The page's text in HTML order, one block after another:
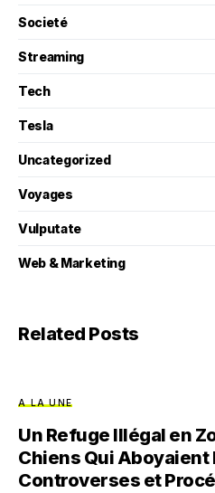
Societé
Streaming
Tech
Tesla
Uncategorized
Voyages
Vulputate
Web & Marketing
Related Posts
A LA UNE
Un Refuge Illégal en
Chiens Qui
Controverses et